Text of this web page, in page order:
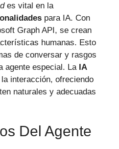
es vital en la
para IA. Con
Graph API, se crean
humanas. Esto
de conversar y rasgos
agente especial. La IA
interacción, ofreciendo
naturales y adecuadas
Del Agente